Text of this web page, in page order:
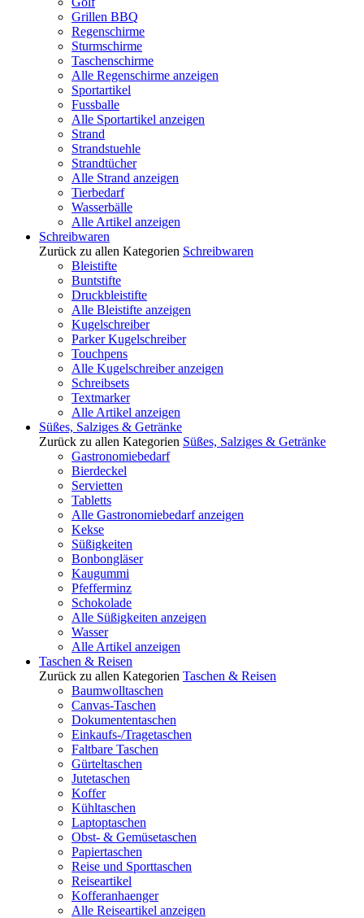
Grillen BBQ
Regenschirme
Sturmschirme
Taschenschirme
Alle Regenschirme anzeigen
Sportartikel
Fussballe
Alle Sportartikel anzeigen
Strand
Strandstuehle
Strandtücher
Alle Strand anzeigen
Tierbedarf
Wasserbälle
Alle Artikel anzeigen
Schreibwaren
Zurück zu allen Kategorien Schreibwaren
Bleistifte
Buntstifte
Druckbleistifte
Alle Bleistifte anzeigen
Kugelschreiber
Parker Kugelschreiber
Touchpens
Alle Kugelschreiber anzeigen
Schreibsets
Textmarker
Alle Artikel anzeigen
Süßes, Salziges & Getränke
Zurück zu allen Kategorien Süßes, Salziges & Getränke
Gastronomiebedarf
Bierdeckel
Servietten
Tabletts
Alle Gastronomiebedarf anzeigen
Kekse
Süßigkeiten
Bonbongläser
Kaugummi
Pfefferminz
Schokolade
Alle Süßigkeiten anzeigen
Wasser
Alle Artikel anzeigen
Taschen & Reisen
Zurück zu allen Kategorien Taschen & Reisen
Baumwolltaschen
Canvas-Taschen
Dokumententaschen
Einkaufs-/Tragetaschen
Faltbare Taschen
Gürteltaschen
Jutetaschen
Koffer
Kühltaschen
Laptoptaschen
Obst- & Gemüsetaschen
Papiertaschen
Reise und Sporttaschen
Reiseartikel
Kofferanhaenger
Alle Reiseartikel anzeigen